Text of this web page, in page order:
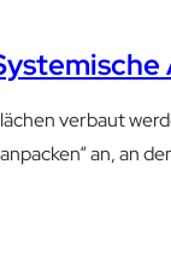
verbaut
an, an